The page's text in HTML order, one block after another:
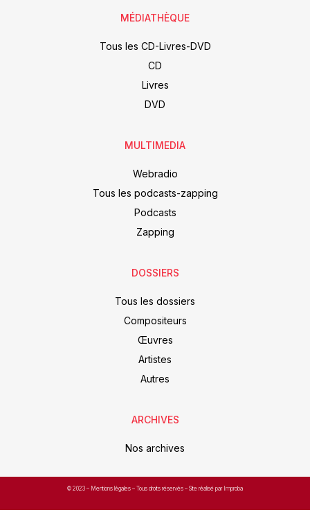
MÉDIATHÈQUE
Tous les CD-Livres-DVD
CD
Livres
DVD
MULTIMEDIA
Webradio
Tous les podcasts-zapping
Podcasts
Zapping
DOSSIERS
Tous les dossiers
Compositeurs
Œuvres
Artistes
Autres
ARCHIVES
Nos archives
© 2023 – Mentions légales – Tous droits réservés – Site réalisé par Improba